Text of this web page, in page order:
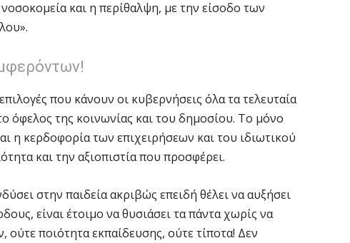
και η περίθαλψη, με την είσοδο των
που κάνουν οι κυβερνήσεις όλα τα τελευταία
όφελος της κοινωνίας και του δημοσίου. Το μόνο
η κερδοφορία των επιχειρήσεων και του ιδιωτικού
και την αξιοπιστία που προσφέρει.
στην παιδεία ακριβώς επειδή θέλει να αυξήσει
είναι έτοιμο να θυσιάσει τα πάντα χωρίς να
ποιότητα εκπαίδευσης, ούτε τίποτα! Δεν